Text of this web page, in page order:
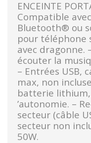
ENCEINTE
Compatible
Bluetooth® ou
pour téléphone
avec dragonne.
écouter la
– Entrées USB,
max, non
batterie lithium,
’autonomie. –
secteur (câble
secteur non
50W.